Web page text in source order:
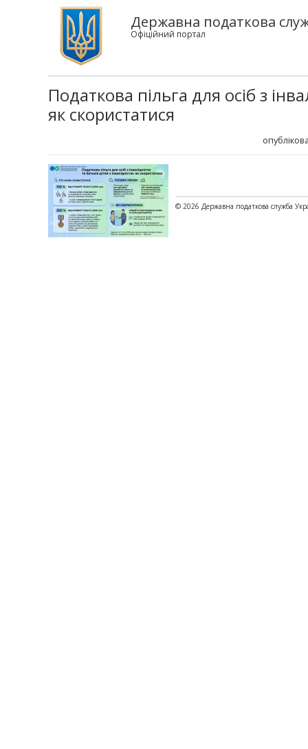
Державна податкова
Офіційний портал
Податкова пільга для осіб з
як скористатися
© 2026 Державна податкова служба